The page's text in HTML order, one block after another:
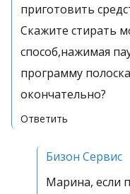
приготовить
Скажите стирать
способ,нажимая
программу
окончательно?
Ответить
Бизон Сервис
Марина, если